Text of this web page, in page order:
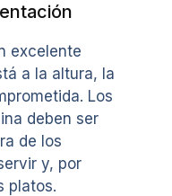
excelente
a la altura, la
Los
deben ser
de los
y, por
platos.